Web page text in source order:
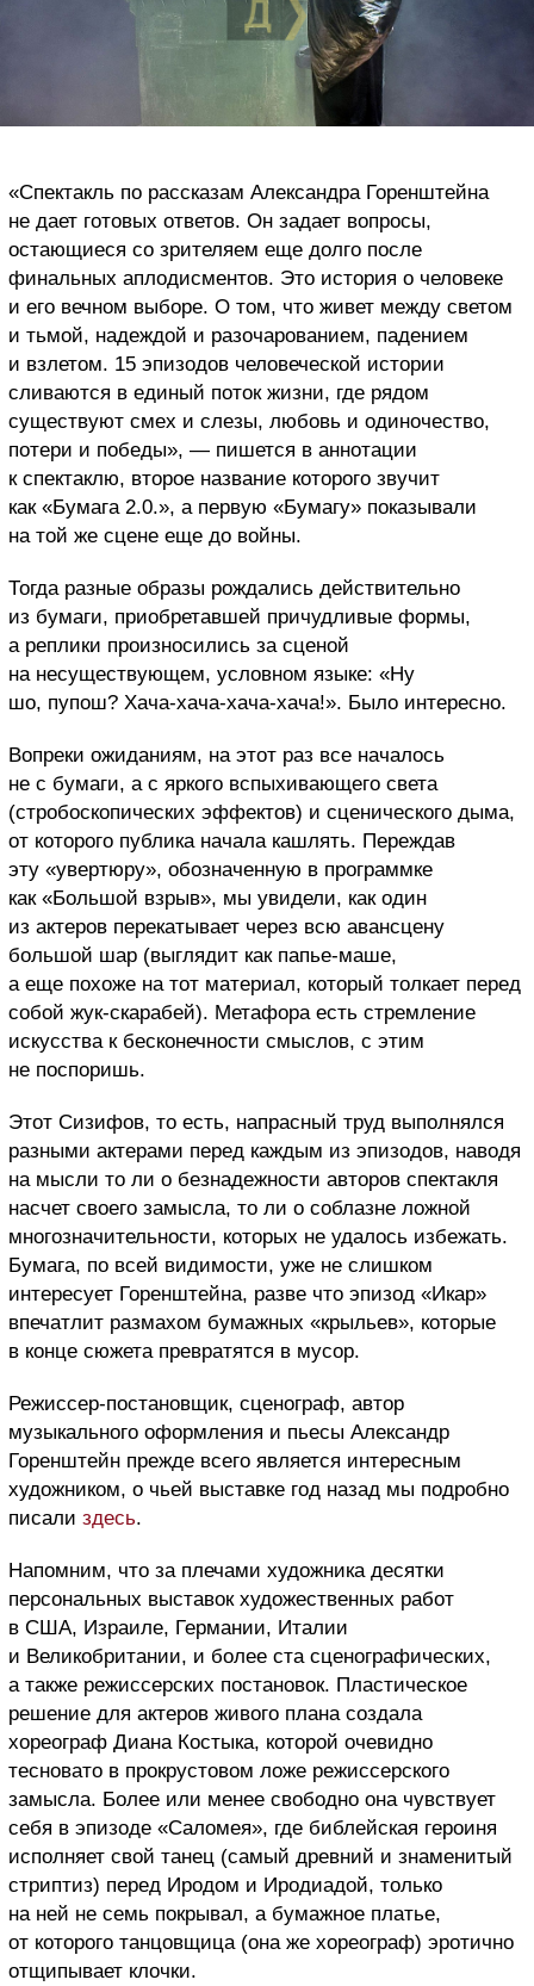
«Спектакль по рассказам Александра Горенштейна
не дает готовых ответов. Он задает вопросы,
остающиеся со зрителяем еще долго после
финальных аплодисментов. Это история о человеке
и его вечном выборе. О том, что живет между светом
и тьмой, надеждой и разочарованием, падением
и взлетом. 15 эпизодов человеческой истории
сливаются в единый поток жизни, где рядом
существуют смех и слезы, любовь и одиночество,
потери и победы», — пишется в аннотации
к спектаклю, второе название которого звучит
как «Бумага 2.0.», а первую «Бумагу» показывали
на той же сцене еще до войны.
Тогда разные образы рождались действительно
из бумаги, приобретавшей причудливые формы,
а реплики произносились за сценой
на несуществующем, условном языке: «Ну
шо, пупош? Хача-хача-хача-хача!». Было интересно.
Вопреки ожиданиям, на этот раз все началось
не с бумаги, а с яркого вспыхивающего света
(стробоскопических эффектов) и сценического дыма,
от которого публика начала кашлять. Переждав
эту «увертюру», обозначенную в программке
как «Большой взрыв», мы увидели, как один
из актеров перекатывает через всю авансцену
большой шар (выглядит как папье-маше,
а еще похоже на тот материал, который толкает перед
собой жук-скарабей). Метафора есть стремление
искусства к бесконечности смыслов, с этим
не поспоришь.
Этот Сизифов, то есть, напрасный труд выполнялся
разными актерами перед каждым из эпизодов, наводя
на мысли то ли о безнадежности авторов спектакля
насчет своего замысла, то ли о соблазне ложной
многозначительности, которых не удалось избежать.
Бумага, по всей видимости, уже не слишком
интересует Горенштейна, разве что эпизод «Икар»
впечатлит размахом бумажных «крыльев», которые
в конце сюжета превратятся в мусор.
Режиссер-постановщик, сценограф, автор
музыкального оформления и пьесы Александр
Горенштейн прежде всего является интересным
художником, о чьей выставке год назад мы подробно
писали здесь.
Напомним, что за плечами художника десятки
персональных выставок художественных работ
в США, Израиле, Германии, Италии
и Великобритании, и более ста сценографических,
а также режиссерских постановок. Пластическое
решение для актеров живого плана создала
хореограф Диана Костыка, которой очевидно
тесновато в прокрустовом ложе режиссерского
замысла. Более или менее свободно она чувствует
себя в эпизоде «Саломея», где библейская героиня
исполняет свой танец (самый древний и знаменитый
стриптиз) перед Иродом и Иродиадой, только
на ней не семь покрывал, а бумажное платье,
от которого танцовщица (она же хореограф) эротично
отщипывает клочки.